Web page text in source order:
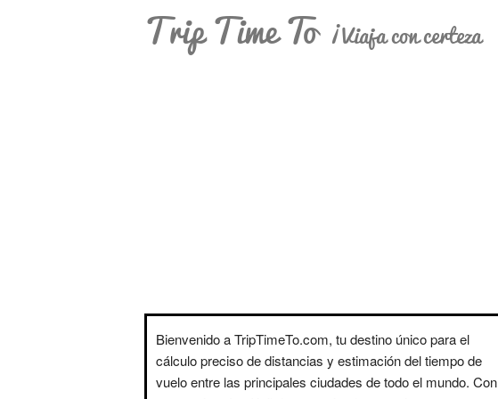
Trip Time To ¡Viaja con certeza
Bienvenido a TripTimeTo.com, tu destino único para el
cálculo preciso de distancias y estimación del tiempo de
vuelo entre las principales ciudades de todo el mundo. Con